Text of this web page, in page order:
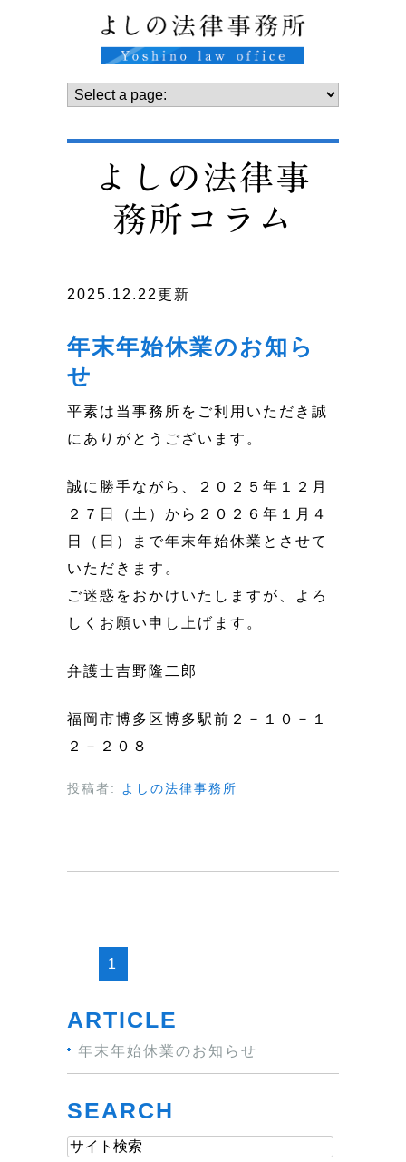
よしの法律事
務所コラム
2025.12.22更新
年末年始休業のお知ら
せ
平素は当事務所をご利用いただき誠
にありがとうございます。
誠に勝手ながら、２０２５年１２月
２７日（土）から２０２６年１月４
日（日）まで年末年始休業とさせて
いただきます。
ご迷惑をおかけいたしますが、よろ
しくお願い申し上げます。
弁護士吉野隆二郎
福岡市博多区博多駅前２－１０－１
２－２０８
投稿者: よしの法律事務所
1
ARTICLE
年末年始休業のお知らせ
SEARCH